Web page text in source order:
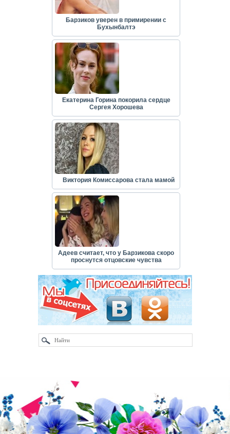
Барзиков уверен в примирении с
Бухынбалтэ
Екатерина Горина покорила сердце
Сергея Хорошева
Виктория Комиссарова стала мамой
Адеев считает, что у Барзикова скоро
проснутся отцовские чувства